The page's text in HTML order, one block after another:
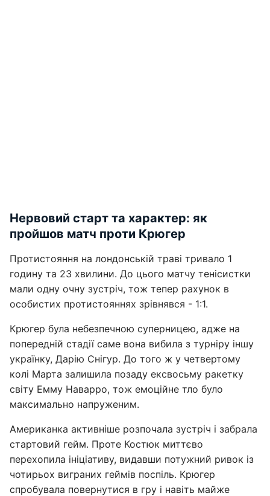
Нервовий старт та характер: як
пройшов матч проти Крюгер
Протистояння на лондонській траві тривало 1
годину та 23 хвилини. До цього матчу тенісистки
мали одну очну зустріч, тож тепер рахунок в
особистих протистояннях зрівнявся - 1:1.
Крюгер була небезпечною суперницею, адже на
попередній стадії саме вона вибила з турніру іншу
українку, Дарію Снігур. До того ж у четвертому
колі Марта залишила позаду ексвосьму ракетку
світу Емму Наварро, тож емоційне тло було
максимально напруженим.
Американка активніше розпочала зустріч і забрала
стартовий гейм. Проте Костюк миттєво
перехопила ініціативу, видавши потужний ривок із
чотирьох виграних геймів поспіль. Крюгер
спробувала повернутися в гру і навіть майже